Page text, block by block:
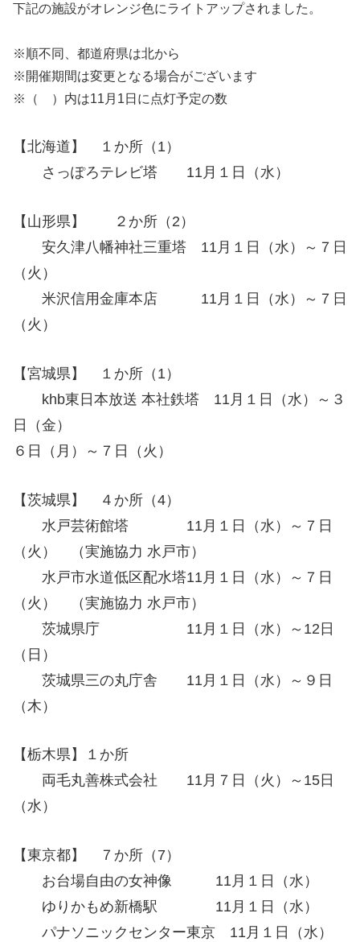
下記の施設がオレンジ色にライトアップされました。
※順不同、都道府県は北から
※開催期間は変更となる場合がございます
※（ ）内は11月1日に点灯予定の数
【北海道】 １か所（1）
さっぽろテレビ塔 11月１日（水）
【山形県】 ２か所（2）
安久津八幡神社三重塔 11月１日（水）～７日
（火）
米沢信用金庫本店 11月１日（水）～７日
（火）
【宮城県】 １か所（1）
khb東日本放送 本社鉄塔 11月１日（水）～３
日（金）
６日（月）～７日（火）
【茨城県】 ４か所（4）
水戸芸術館塔 11月１日（水）～７日
（火） （実施協力 水戸市）
水戸市水道低区配水塔11月１日（水）～７日
（火） （実施協力 水戸市）
茨城県庁 11月１日（水）～12日
（日）
茨城県三の丸庁舎 11月１日（水）～９日
（木）
【栃木県】１か所
両毛丸善株式会社 11月７日（火）～15日
（水）
【東京都】 ７か所（7）
お台場自由の女神像 11月１日（水）
ゆりかもめ新橋駅 11月１日（水）
パナソニックセンター東京 11月１日（水）